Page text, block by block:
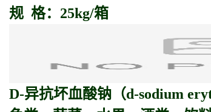
规 格：25kg/箱
D-异抗坏血酸钠 （d-sodium